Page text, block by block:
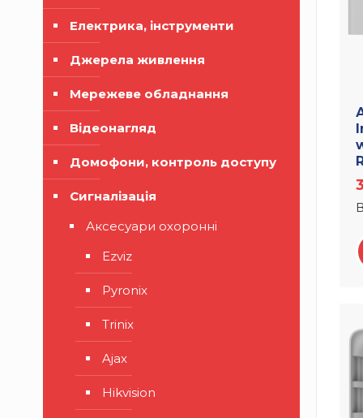
Електрика, інструменти
Джерела живлення
Мережеве обладнання
Відеонагляд
Домофони, контроль доступу
Сигналізація
Аксесуари охоронні
Ezviz
Pyronix
Trinix
Ajax
Hikvision